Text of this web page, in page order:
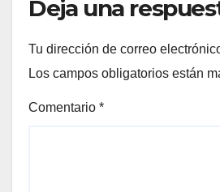
Deja una
Tu dirección de correo
Los campos obligatorios están
Comentario *